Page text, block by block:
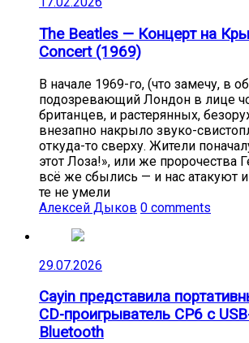
The Beatles — Концерт на
Concert (1969)
В начале 1969-го, (что замечу, в
подозревающий Лондон в лице
британцев, и растерянных,
внезапно накрыло звуко-
откуда-то сверху. Жители
этот Лоза!», или же пророчества
всё же сбылись — и нас атакуют
те не умели
Алексей Дыков 0 comments
29.07.2026
Cayin представила
CD-проигрыватель CP6 с
Bluetooth